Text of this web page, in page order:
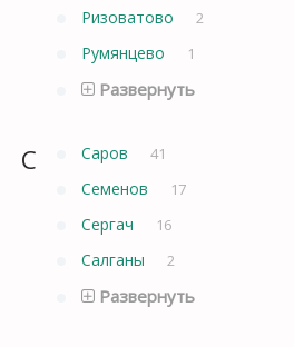
Ризоватово 2
Румянцево 1
Развернуть
С Саров 41
Семенов 17
Сергач 16
Салганы 2
Развернуть